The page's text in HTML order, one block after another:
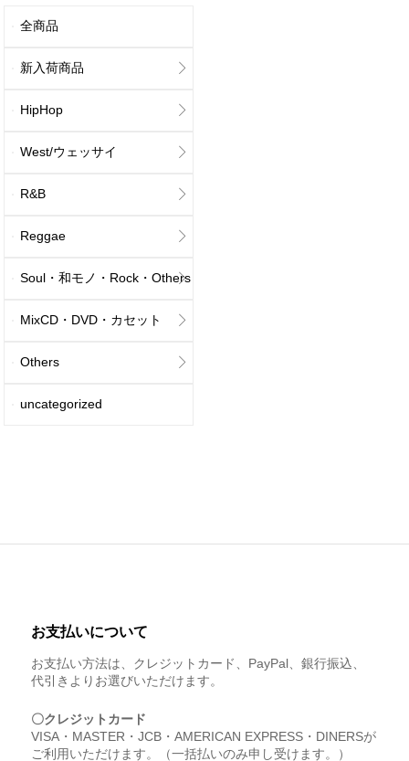
全商品
新入荷商品
HipHop
West/ウェッサイ
R&B
Reggae
Soul・和モノ・Rock・Others
MixCD・DVD・カセット
Others
uncategorized
お支払いについて
お支払い方法は、クレジットカード、PayPal、銀行振込、
代引きよりお選びいただけます。
〇クレジットカード
VISA・MASTER・JCB・AMERICAN EXPRESS・DINERSが
ご利用いただけます。（一括払いのみ申し受けます。）